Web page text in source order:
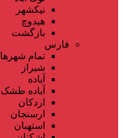
نیکشهر
هیدوچ
بازگشت
فارس
تمام شهر‌ها
شیراز
آباده
آباده طشک
اردکان
ارسنجان
استهبان